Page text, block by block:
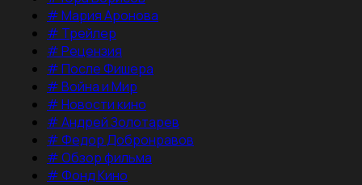
#Мария Аронова
# Трейлер
#Рецензия
#После Фишера
#Война и Мир
#Новости кино
#Андрей Золотарев
#Федор Добронравов
#Обзор фильма
#Фонд Кино